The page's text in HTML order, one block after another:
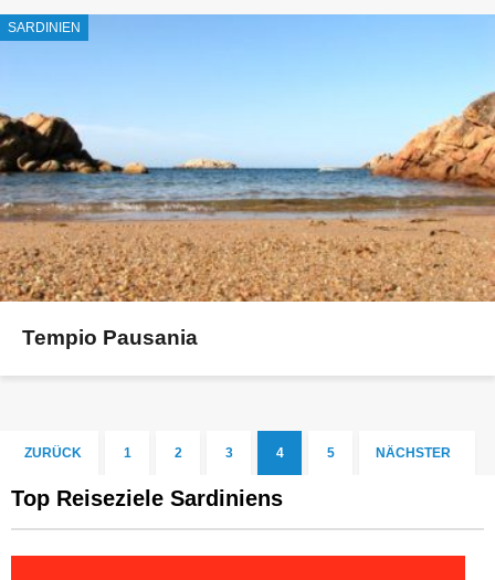
SARDINIEN
Tempio Pausania
ZURÜCK 1 2 3 4 5 NÄCHSTER
Top Reiseziele Sardiniens